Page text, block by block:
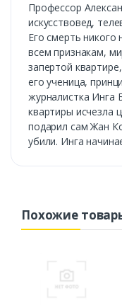
Профессор
искусствовед,
Его смерть
всем признакам,
запертой
его ученица,
журналистка Инга
квартиры исчезла
подарил сам Жан
убили. Инга
Похожие